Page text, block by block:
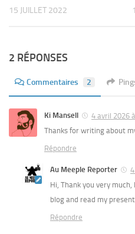
15 JUILLET 2022
2 RÉPONSES
Commentaires 2
Ki Mansell
4 avril 2026
Thanks for writing about
Répondre
Au Meeple Reporter
Hi, Thank you very
blog and read my
Répondre